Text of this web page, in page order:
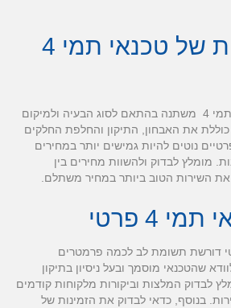
עלות השירות של טכנאי תמי 4
עלות השירות של טכנאי תמי 4 משתנה בהתאם לסוג הבעיה ולמיקום
כוללת את האבחון, התיקון והחלפת החלקים
נוטים להיות גמישים יותר במחירים
מומלץ לבדוק ולהשוות מחירים בין
את השירות הטוב ביותר במחיר משתלם.
4 פרטי
טכנאי תמי 4 פרטי דורשת תשומת לב לכמה פרמטרים
שהטכנאי מוסמך ובעל ניסיון בתיקון
שנית, מומלץ לבדוק המלצות וביקורות מלקוחות קודמים
בנוסף, כדאי לבדוק את הזמינות של